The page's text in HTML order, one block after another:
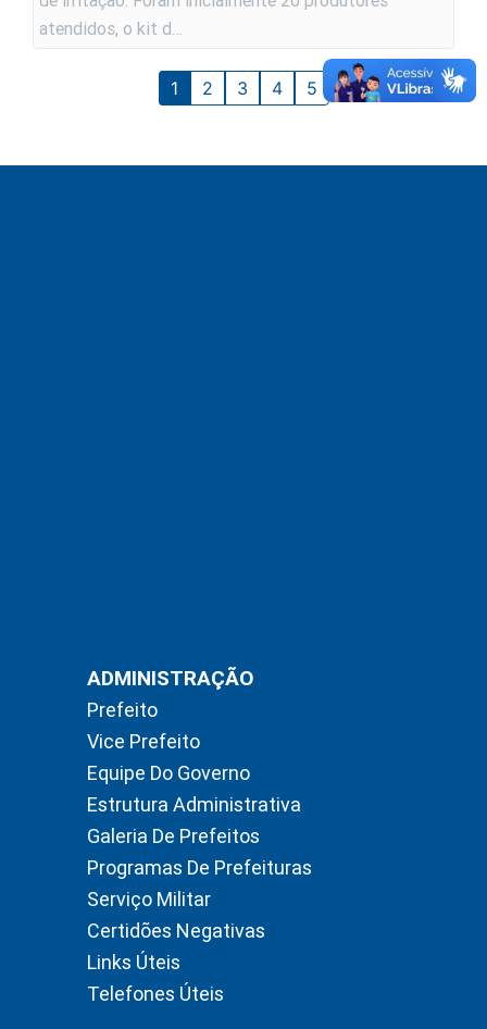
atendidos, o kit d…
1 2 3 4 5
ADMINISTRAÇÃO
Prefeito
Vice Prefeito
Equipe Do Governo
Estrutura Administrativa
Galeria De Prefeitos
Programas De Prefeituras
Serviço Militar
Certidões Negativas
Links Úteis
Telefones Úteis